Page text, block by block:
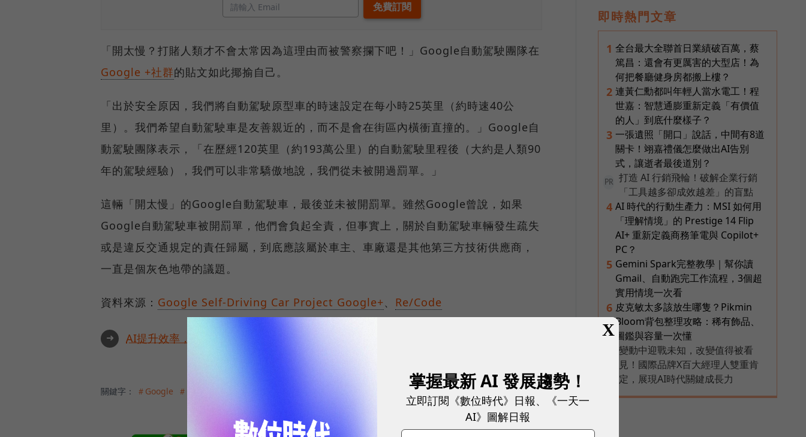
「開太慢？打賭人類才不會太常因為這理由而被警察攔下吧！」Google自動駕駛團隊在
Google +社群的貼文如此揶揄自己。
「出於安全原因，我們將自動駕駛原型車的時速設定在每小時25英里（約時速40公
里）。我們希望自動駕駛車是友善親近的，而不是會在街區內橫衝直撞的。」Google自
動駕駛團隊表示，「在歷經120英里（約193萬公里）的自動駕駛里程後（大約是人類90
年的駕駛經驗），我們可以非常驕傲地說，我們從未被開過罰單。」
這輛「開太慢」的Google自動駕駛車，最後並未被開罰單。雖然Google曾說，如果
Google自動駕駛車被開罰單，他們會負起全責，但事實上，關於自動駕駛車輛發生疏失
或是違反交通規定的責任歸屬，到底應該屬於車主、車廠還是其他第三方技術供應商，
一直是個灰色地帶的議題。
資料來源： Google Self-Driving Car Project Google+、 Re/Code
➜ AI提升效率，永續決定未來！全球永續指標企業認證☀️100 MVP等你角逐雙獎榮譽
關鍵字： ＃Google ＃自動駕駛
即時熱門文章
1 全台最大全聯首日業績破百萬，蔡
篤昌：還會有更厲害的大型店！為
何把餐廳健身房都搬上樓？
2 連黃仁勳都叫年輕人當水電工！程
世嘉：智慧通膨重新定義「有價值
的人」到底什麼樣子？
3 一張遺照「開口」說話，中間有8道
關卡！翊嘉禮儀怎麼做出AI告別
式，讓逝者最後道別？
PR
打造 AI 行銷飛輪！破解企業行銷
「工具越多卻成效越差」的盲點
4 AI 時代的行動生產力：MSI 如何用
「理解情境」的 Prestige 14 Flip
AI+ 重新定義商務筆電與 Copilot+
PC？
5 Gemini Spark完整教學｜幫你讀
Gmail、自動跑完工作流程，3個超
實用情境一次看
6 皮克敏太多該放生哪隻？Pikmin
Bloom背包整理攻略：稀有飾品、
圖鑑與容量一次懂
變動中迎戰未知，改變值得被看
見！國際品牌X百大經理人雙重肯
定，展現AI時代關鍵成長力
X
掌握最新 AI 發展趨勢！
立即訂閱《數位時代》日報、《一天一
AI》圖解日報